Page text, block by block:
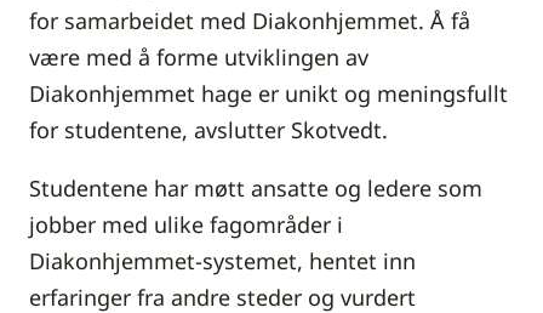
for samarbeidet med Diakonhjemmet. Å få
være med å forme utviklingen av
Diakonhjemmet hage er unikt og meningsfullt
for studentene, avslutter Skotvedt.
Studentene har møtt ansatte og ledere som
jobber med ulike fagområder i
Diakonhjemmet-systemet, hentet inn
erfaringer fra andre steder og vurdert